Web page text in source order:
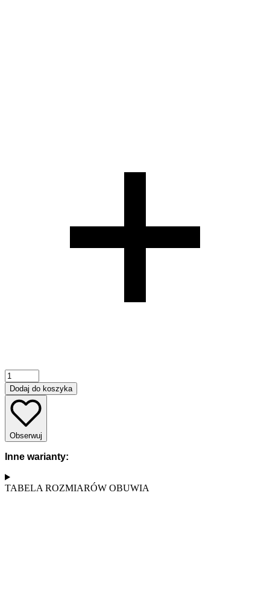
ilość
Kapcie
męskie
filcowe
IRE
SHOES
Naturalne
domowe
z
wełny
owczej
Dodaj do koszyka
Obserwuj
Inne warianty:
TABELA ROZMIARÓW OBUWIA